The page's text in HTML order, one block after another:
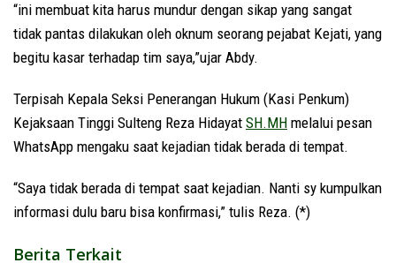
“ini membuat kita harus mundur dengan sikap yang sangat
tidak pantas dilakukan oleh oknum seorang pejabat Kejati, yang
begitu kasar terhadap tim saya,”ujar Abdy.
Terpisah Kepala Seksi Penerangan Hukum (Kasi Penkum)
Kejaksaan Tinggi Sulteng Reza Hidayat SH.MH melalui pesan
WhatsApp mengaku saat kejadian tidak berada di tempat.
“Saya tidak berada di tempat saat kejadian. Nanti sy kumpulkan
informasi dulu baru bisa konfirmasi,” tulis Reza. (*)
Berita Terkait